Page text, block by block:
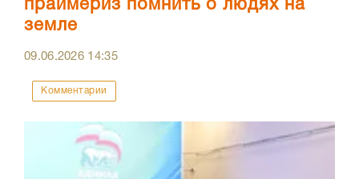
праймериз помнить о людях на
земле
09.06.2026 14:35
Комментарии